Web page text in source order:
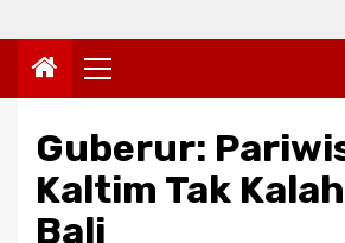
Primary
Menu
Guberur:
Kaltim Tak
Bali